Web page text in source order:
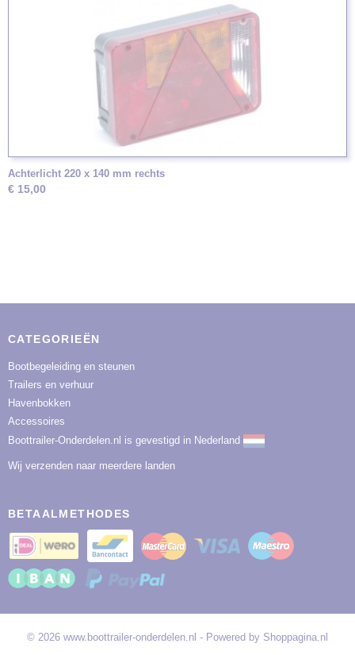
Achterlicht 220 x 140 mm rechts
€ 15,00
CATEGORIEËN
Bootbegeleiding en steunen
Trailers en verhuur
Havenbokken
Accessoires
Boottrailer-Onderdelen.nl is gevestigd in Nederland
Wij verzenden naar meerdere landen
BETAALMETHODES
© 2026 www.boottrailer-onderdelen.nl - Powered by Shoppagina.nl